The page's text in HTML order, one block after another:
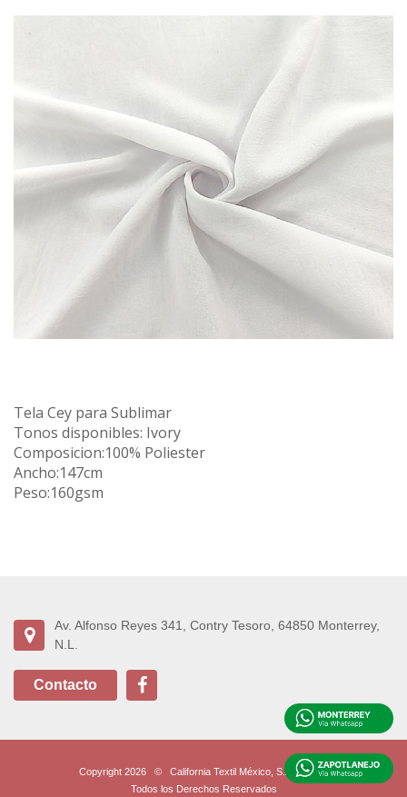
Tela Cey para Sublimar
Tonos disponibles: Ivory
Composicion:100% Poliester
Ancho:147cm
Peso:160gsm
Av. Alfonso Reyes 341, Contry Tesoro, 64850 Monterrey,
N.L.
Contacto
Copyright 2026 ©
California Textil México, S.A. de C.V.
Todos los Derechos Reservados